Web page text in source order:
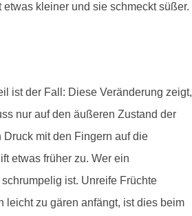
kleiner und sie schmeckt süßer.
ist der Fall: Diese Veränderung zeigt,
nur auf den äußeren Zustand der
mit den Fingern auf die
etwas früher zu. Wer ein
ist. Unreife Früchte
leicht zu gären anfängt, ist dies beim